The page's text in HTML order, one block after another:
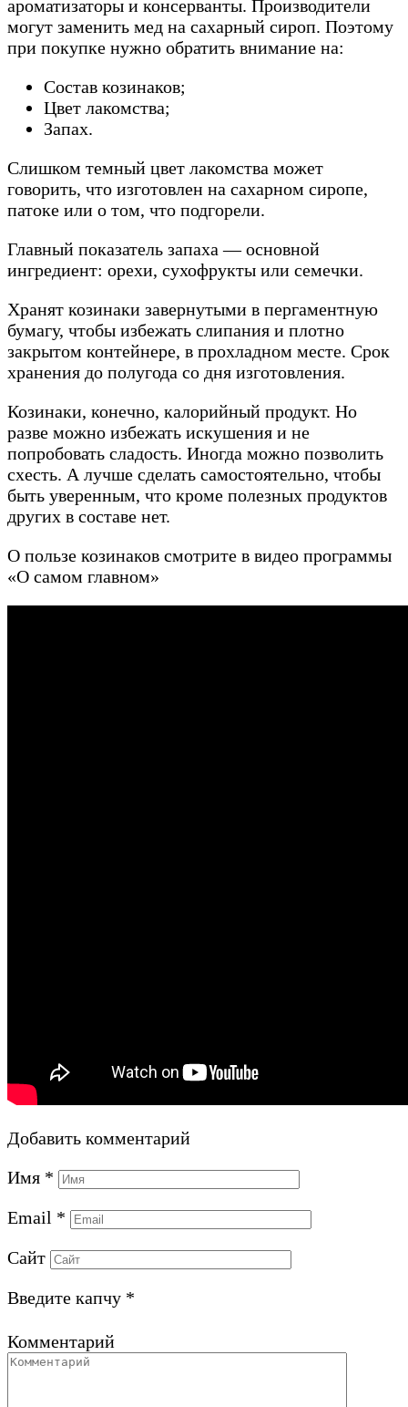
ароматизаторы и консерванты. Производители
могут заменить мед на сахарный сироп. Поэтому
при покупке нужно обратить внимание на:
Состав козинаков;
Цвет лакомства;
Запах.
Слишком темный цвет лакомства может
говорить, что изготовлен на сахарном сиропе,
патоке или о том, что подгорели.
Главный показатель запаха — основной
ингредиент: орехи, сухофрукты или семечки.
Хранят козинаки завернутыми в пергаментную
бумагу, чтобы избежать слипания и плотно
закрытом контейнере, в прохладном месте. Срок
хранения до полугода со дня изготовления.
Козинаки, конечно, калорийный продукт. Но
разве можно избежать искушения и не
попробовать сладость. Иногда можно позволить
схесть. А лучше сделать самостоятельно, чтобы
быть уверенным, что кроме полезных продуктов
других в составе нет.
О пользе козинаков смотрите в видео программы
«О самом главном»
Добавить комментарий
Имя *
Email *
Сайт
Введите капчу *
Комментарий